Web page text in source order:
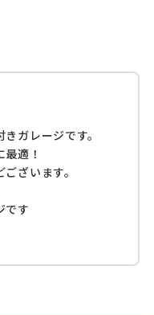
ガレージです。
適！
ざいます。
です